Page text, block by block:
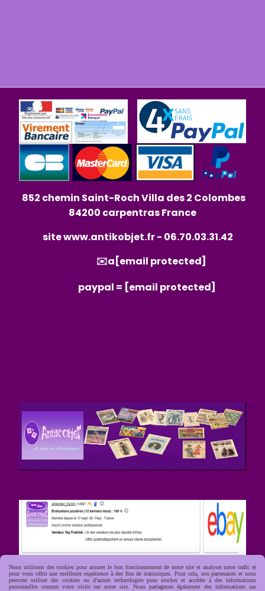
852 chemin Saint-Roch Villa des 2 Colombes
84200 carpentras France
sitewww.antikobjet.fr- 06.70.03.31.42
✉️a [email protected]
paypal = [email protected]
Nous utilisons des cookies pour assurer le bon fonctionnement de notre site et analyser notre trafic et
pour vous offrir une meilleure expérience à des fins de statistiques. Pour cela, nos partenaires et nous
peuvent utiliser des cookies ou d'autres technologies pour stocker et accéder à des informations
personnelles comme votre visite sur notre site. Nous partageons également des informations sur